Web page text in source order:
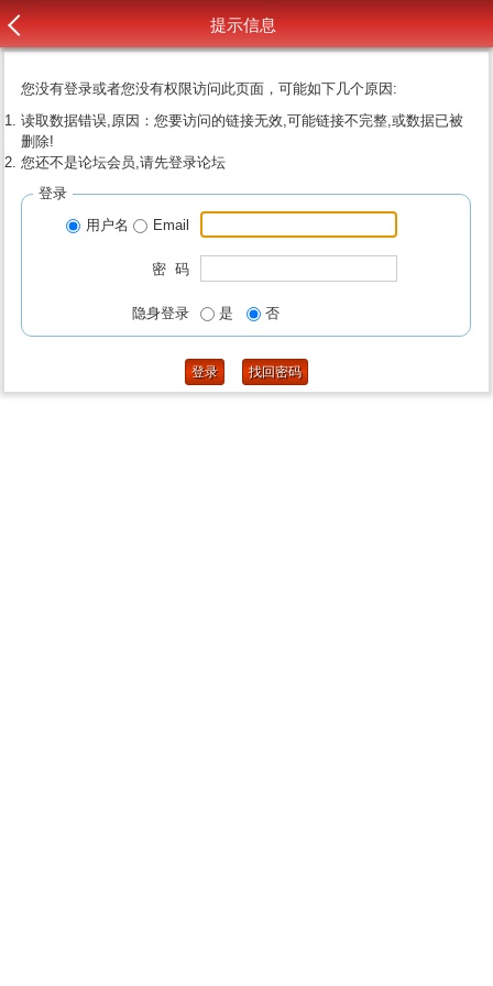
提示信息
您没有登录或者您没有权限访问此页面，可能如下几个原因:
读取数据错误,原因：您要访问的链接无效,可能链接不完整,或数据已被
删除!
您还不是论坛会员,请先登录论坛
登录
用户名
Email
密 码
隐身登录 是 否